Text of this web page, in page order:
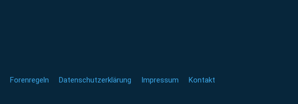
Forenregeln Datenschutzerklärung Impressum Kontakt